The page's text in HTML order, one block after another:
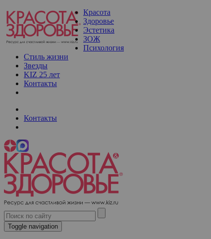
Красота
Здоровье
Эстетика
ЗОЖ
Психология
Стиль жизни
Звезды
KIZ 25 лет
Контакты
Контакты
Toggle navigation